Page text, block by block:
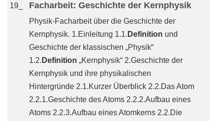
19_ Facharbeit: Geschichte der Kernphysik
Physik-Facharbeit über die Geschichte der
Kernphysik. 1.Einleitung 1.1. Definition und
Geschichte der klassischen „Physik“
1.2. Definition „Kernphysik“ 2.Geschichte der
Kernphysik und ihre physikalischen
Hintergründe 2.1.Kurzer Überblick 2.2.Das Atom
2.2.1.Geschichte des Atoms 2.2.2.Aufbau eines
Atoms 2.2.3.Aufbau eines Atomkerns 2.2.Die